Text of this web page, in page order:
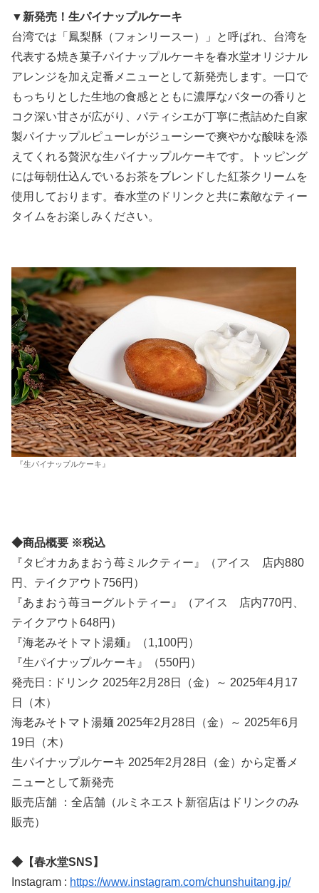
▼新発売！生パイナップルケーキ
台湾では「鳳梨酥（フォンリースー）」と呼ばれ、台湾を
代表する焼き菓子パイナップルケーキを春水堂オリジナル
アレンジを加え定番メニューとして新発売します。一口で
もっちりとした生地の食感とともに濃厚なバターの香りと
コク深い甘さが広がり、パティシエが丁寧に煮詰めた自家
製パイナップルピューレがジューシーで爽やかな酸味を添
えてくれる贅沢な生パイナップルケーキです。トッピング
には毎朝仕込んでいるお茶をブレンドした紅茶クリームを
使用しております。春水堂のドリンクと共に素敵なティー
タイムをお楽しみください。
『生パイナップルケーキ』
◆商品概要 ※税込
『タピオカあまおう苺ミルクティー』（アイス 店内880
円、テイクアウト756円）
『あまおう苺ヨーグルトティー』（アイス 店内770円、
テイクアウト648円）
『海老みそトマト湯麺』（1,100円）
『生パイナップルケーキ』（550円）
発売日 : ドリンク 2025年2月28日（金）～ 2025年4月17
日（木）
海老みそトマト湯麺 2025年2月28日（金）～ 2025年6月
19日（木）
生パイナップルケーキ 2025年2月28日（金）から定番メ
ニューとして新発売
販売店舗 ：全店舗（ルミネエスト新宿店はドリンクのみ
販売）
◆【春水堂SNS】
Instagram : https://www.instagram.com/chunshuitang.jp/